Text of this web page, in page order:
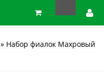
» Набор фиалок Махровый